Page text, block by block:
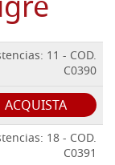
11 - COD.
C0390
ACQUISTA
18 - COD.
C0391